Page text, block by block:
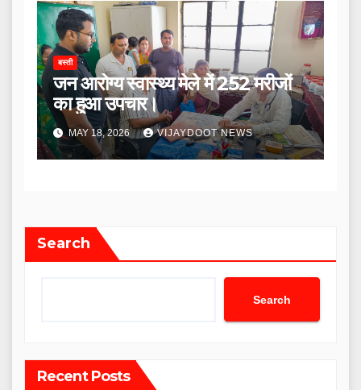
बस्ती
जन आरोग्य स्वास्थ्य मेले में 252 मरीजों
का हुआ उपचार।
MAY 18, 2026 VIJAYDOOT NEWS
Search
Search
Recent Posts